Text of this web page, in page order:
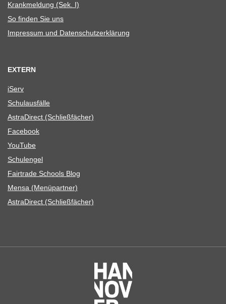
Krank­mel­dung (Sek. I)
So fin­den Sie uns
Impres­sum und Datenschutzerklärung
EXTERN
iServ
Schul­aus­fälle
Astra­Di­rect (Schließ­fä­cher)
Face­book
You­Tube
Schul­en­gel
Fair­trade Schools Blog
Mensa (Menü­part­ner)
Astra­Di­rect (Schließ­fä­cher)